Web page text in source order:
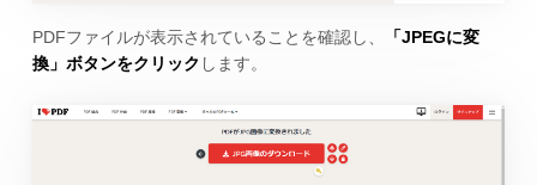
PDFファイルが表示されていることを確認し、
「JPEGに変
換」ボタンをクリック します。